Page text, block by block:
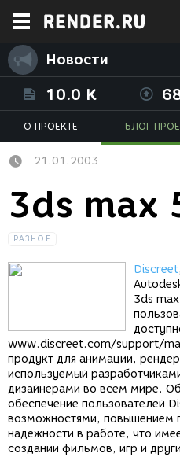
Новости
10.0 K
О ПРОЕКТЕ БЛОГ
21.01.2003
3ds max
РАЗНОЕ
Discreet
3ds
www.discreet.com/support/
продукт для анимации,
используемый
дизайнерами во всем мире.
обеспечение пользователей
возможностями, повышением
надежности в работе, что
создании фильмов, игр и